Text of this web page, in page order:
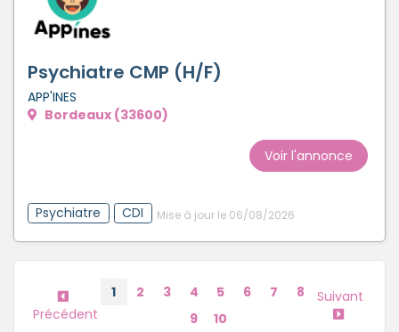
Psychiatre CMP (H/F)
APP'INES
Bordeaux (33600)
Voir l'annonce
Psychiatre CDI Mise à jour le 06/08/2026
Précédent
1 2 3 4 5 6 7
8
9
10
Suivant